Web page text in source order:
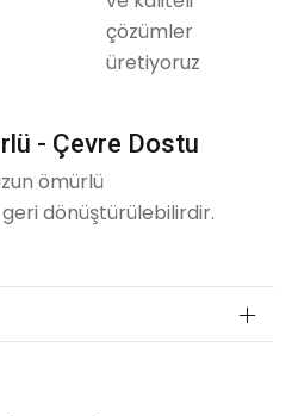
çözümler
üretiyoruz
- Çevre Dostu
ömürlü
dönüştürülebilirdir.